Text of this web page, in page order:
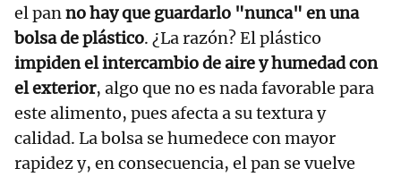
el panno hay que guardarlo "nunca" en una
bolsa de plástico. ¿La razón? El plástico
impiden el intercambio de aire y humedad con
el exterior, algo que no es nada favorable para
este alimento, pues afecta a su textura y
calidad. La bolsa se humedece con mayor
rapidez y, en consecuencia, el pan se vuelve